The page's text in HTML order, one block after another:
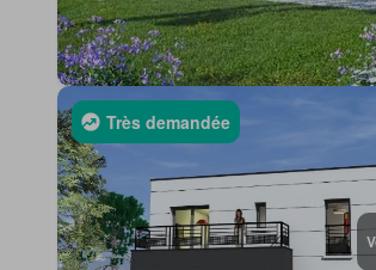
Très demandée